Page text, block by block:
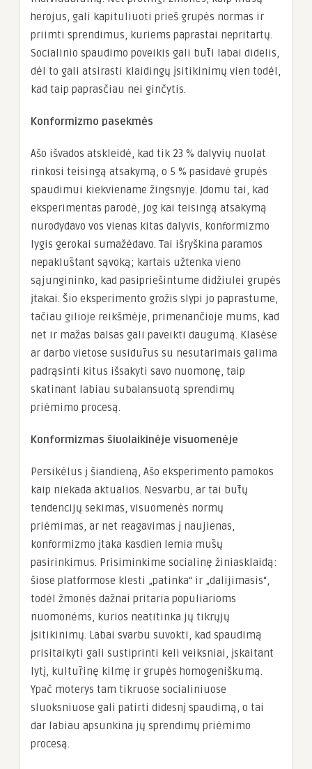
herojus, gali kapituliuoti prieš grupės normas ir
priimti sprendimus, kuriems paprastai nepritartų.
Socialinio spaudimo poveikis gali būti labai didelis,
dėl to gali atsirasti klaidingų įsitikinimų vien todėl,
kad taip paprasčiau nei ginčytis.
Konformizmo pasekmės
Ašo išvados atskleidė, kad tik 23 % dalyvių nuolat
rinkosi teisingą atsakymą, o 5 % pasidavė grupės
spaudimui kiekviename žingsnyje. Įdomu tai, kad
eksperimentas parodė, jog kai teisingą atsakymą
nurodydavo vos vienas kitas dalyvis, konformizmo
lygis gerokai sumažėdavo. Tai išryškina paramos
nepaklūstant sąvoką; kartais užtenka vieno
sąjungininko, kad pasipriešintume didžiulei grupės
įtakai. Šio eksperimento grožis slypi jo paprastume,
tačiau gilioje reikšmėje, primenančioje mums, kad
net ir mažas balsas gali paveikti daugumą. Klasėse
ar darbo vietose susidūrus su nesutarimais galima
padrąsinti kitus išsakyti savo nuomonę, taip
skatinant labiau subalansuotą sprendimų
priėmimo procesą.
Konformizmas šiuolaikinėje visuomenėje
Persikėlus į šiandieną, Ašo eksperimento pamokos
kaip niekada aktualios. Nesvarbu, ar tai būtų
tendencijų sekimas, visuomenės normų
priėmimas, ar net reagavimas į naujienas,
konformizmo įtaka kasdien lemia mūsų
pasirinkimus. Prisiminkime socialinę žiniasklaidą:
šiose platformose klesti „patinka“ ir „dalijimasis“,
todėl žmonės dažnai pritaria populiarioms
nuomonėms, kurios neatitinka jų tikrųjų
įsitikinimų. Labai svarbu suvokti, kad spaudimą
prisitaikyti gali sustiprinti keli veiksniai, įskaitant
lytį, kultūrinę kilmę ir grupės homogeniškumą.
Ypač moterys tam tikruose socialiniuose
sluoksniuose gali patirti didesnį spaudimą, o tai
dar labiau apsunkina jų sprendimų priėmimo
procesą.